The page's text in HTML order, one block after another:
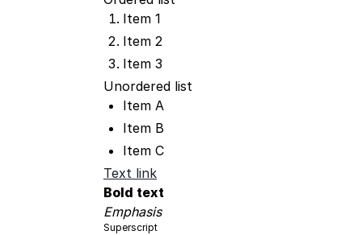
Item 1
Item 2
Item 3
Unordered list
Item A
Item B
Item C
Text link
Bold text
Emphasis
Superscript